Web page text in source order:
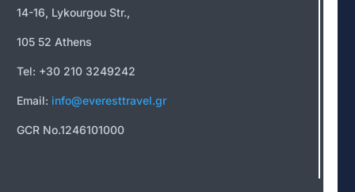
14-16, Lykourgou Str.,
105 52 Athens
Tel: +30 210 3249242
Email: info@everesttravel.gr
GCR No.1246101000